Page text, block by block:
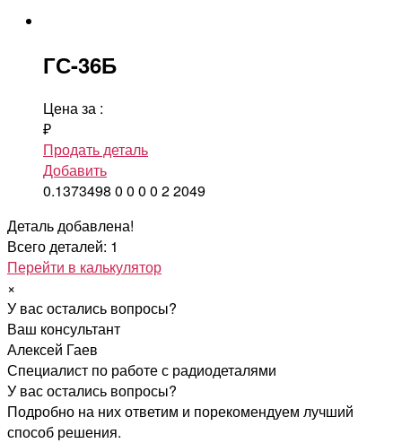
ГС-36Б
Цена за :
₽
Продать деталь
Добавить
0.1373498 0 0 0 0 22049
Деталь добавлена!
Всего деталей: 1
Перейти в калькулятор
×
У вас остались вопросы?
Ваш консультант
Алексей Гаев
Специалист по работе с радиодеталями
У вас остались вопросы?
Подробно на них ответим и порекомендуем лучший
способ решения.